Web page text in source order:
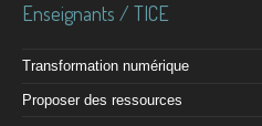
Enseignants / TICE
Transformation numérique
Proposer des ressources